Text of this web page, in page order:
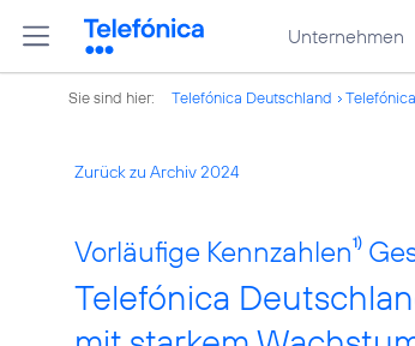
Unternehmen
Sie sind hier: Telefónica Deutschland
Zurück zu Archiv 2024
Vorläufige Kennzahlen1)
Telefónica